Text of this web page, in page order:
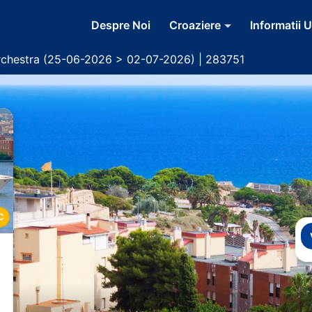
Despre Noi Croaziere Informatii
(25-06-2026 > 02-07-2026) | 283751